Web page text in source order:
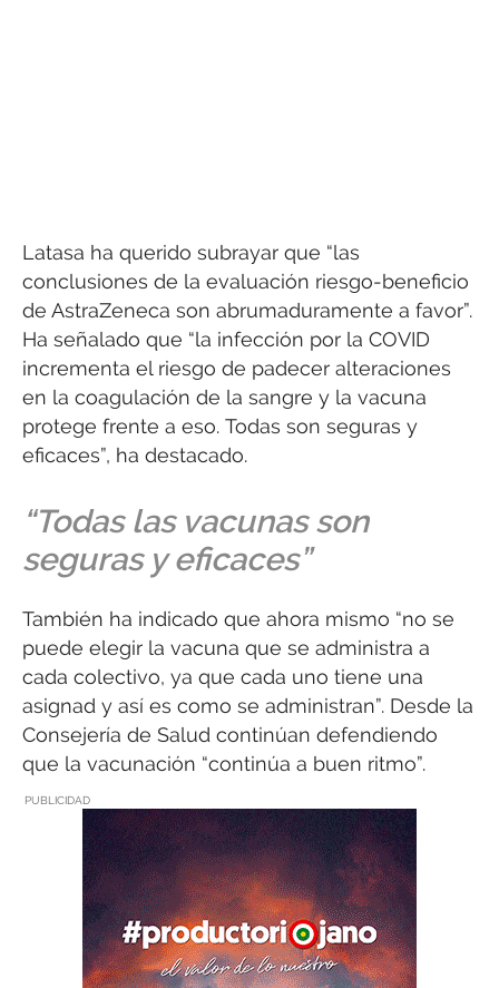
Latasa ha querido subrayar que “las
conclusiones de la evaluación riesgo-beneficio
de AstraZeneca son abrumaduramente a favor”.
Ha señalado que “la infección por la COVID
incrementa el riesgo de padecer alteraciones
en la coagulación de la sangre y la vacuna
protege frente a eso. Todas son seguras y
eficaces”, ha destacado.
“Todas las vacunas son
seguras y eficaces”
También ha indicado que ahora mismo “no se
puede elegir la vacuna que se administra a
cada colectivo, ya que cada uno tiene una
asignad y así es como se administran”. Desde la
Consejería de Salud continúan defendiendo
que la vacunación “continúa a buen ritmo”.
PUBLICIDAD